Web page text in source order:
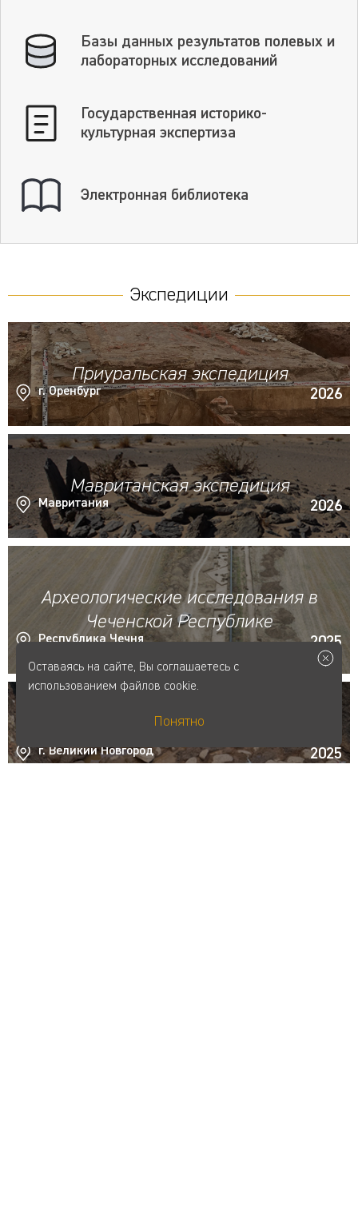
Базы данных результатов полевых и
лабораторных исследований
Государственная историко-
культурная экспертиза
Электронная библиотека
Экспедиции
Приуральская экспедиция
г. Оренбург 2026
Мавританская экспедиция
Мавритания 2026
Археологические исследования в
Чеченской Республике
Республика Чечня 2025
г. Великий Новгород 2025
Оставаясь на сайте, Вы соглашаетесь с
использованием файлов cookie.
Понятно